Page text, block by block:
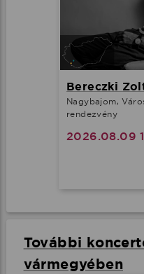
Bereczki
Nagybajom,
rendezvény
2026.08.09
További
vármegyében